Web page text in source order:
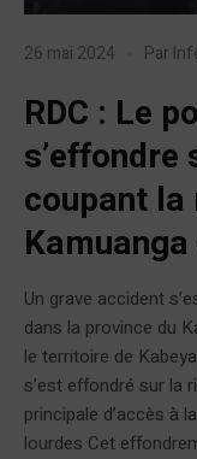
26 mai 2024 Par
RDC : Le
coupant la
Un grave accident
dans la province du
le territoire de
s’est effondré sur la
principale d’accès à
lourdes Cet